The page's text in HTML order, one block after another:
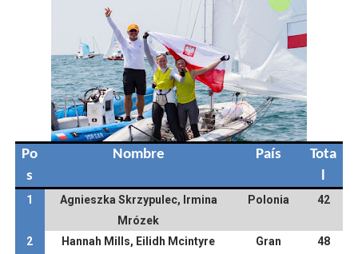
Po
s
Nombre País
Tota
l
1
Agnieszka Skrzypulec, Irmina
Mrózek
Polonia 42
2 Hannah Mills, Eilidh Mcintyre
Gran
48